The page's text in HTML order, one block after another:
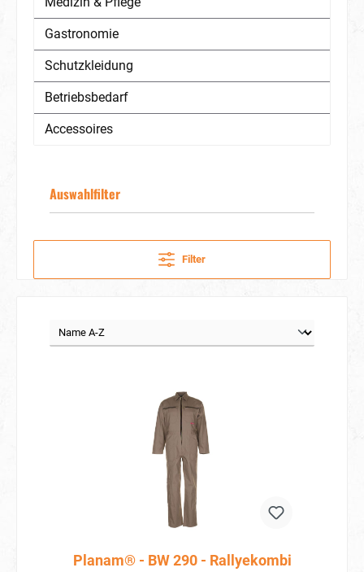
Gastronomie
Schutzkleidung
Betriebsbedarf
Accessoires
Auswahlfilter
Filter
Planam® - BW 290 - Rallyekombi